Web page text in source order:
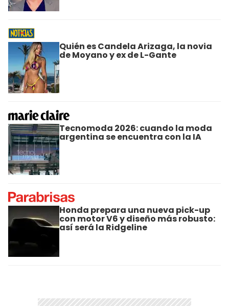
Quién es Candela Arizaga, la novia
de Moyano y ex de L-Gante
Tecnomoda 2026: cuando la moda
argentina se encuentra con la IA
Honda prepara una nueva pick-up
con motor V6 y diseño más robusto:
así será la Ridgeline